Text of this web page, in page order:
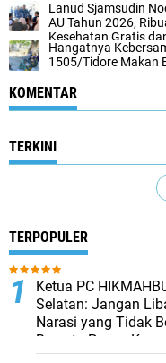
Lanud Sjamsudin
AU Tahun 2026,
Kesehatan Gratis
Hangatnya
1505/Tidore Makan
KOMENTAR
TERKINI
TERPOPULER
Ketua PC
Selatan: Jangan
Narasi yang Tidak
Bersatu Pasca